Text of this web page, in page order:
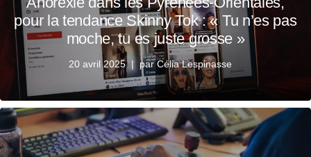
pour la tendance Skinny Tok : « Tu n’es pas
moche, tu es juste grosse »
20 avril 2025 parCélia Lespinasse